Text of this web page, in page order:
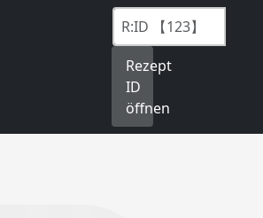
Rezept
ID
öffnen